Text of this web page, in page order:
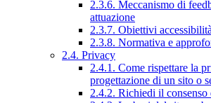
2.3.6. Meccanismo di
attuazione
2.3.7. Obiettivi accessibilità
2.3.8. Normativa e
2.4. Privacy
2.4.1. Come rispettare la
progettazione di un sito o
2.4.2. Richiedi il consenso